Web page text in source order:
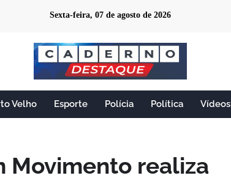
Sexta-feira, 07 de agosto de 2026
Velho Esporte Polícia Política Vídeos
Movimento realiza